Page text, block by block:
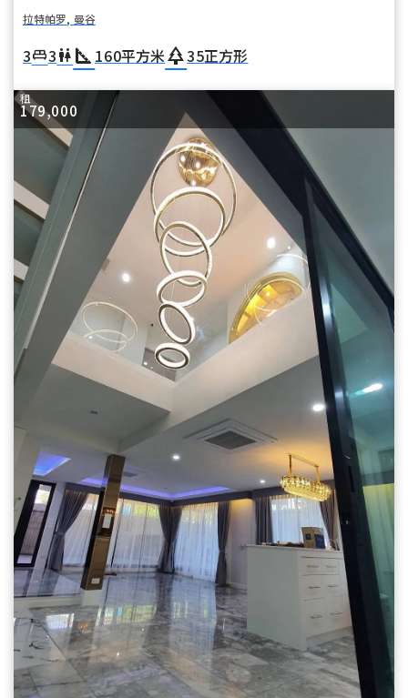
拉特帕罗, 曼谷
3king_bed3wc square_foot 160平方米park35正方形
租
179,000